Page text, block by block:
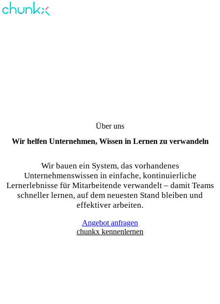
Über uns
Wir helfen Unternehmen, Wissen in Lernen zu verwandeln
Wir bauen ein System, das vorhandenes
Unternehmenswissen in einfache, kontinuierliche
Lernerlebnisse für Mitarbeitende verwandelt – damit Teams
schneller lernen, auf dem neuesten Stand bleiben und
effektiver arbeiten.
Angebot anfragen
chunkx kennenlernen